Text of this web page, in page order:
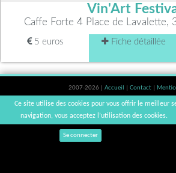
Vin'Art
Caffe Forte 4 Place de Lavalette,
5 euros Fiche détaillée
2007-2026 | Accueil Contact
L'abus d'alcool est dangereux pour la santé, à
vinsnaturels | v3.12
Se connecter
Ce site utilise des cookies pour vous offrir le meilleur
navigation, vous acceptez l’utilisation des cookies.